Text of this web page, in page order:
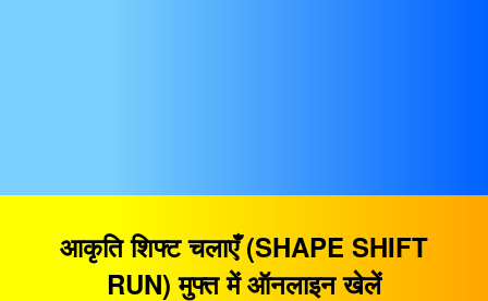
आकृति शिफ्ट चलाएँ (SHAPE SHIFT
RUN) मुफ्त में ऑनलाइन खेलें